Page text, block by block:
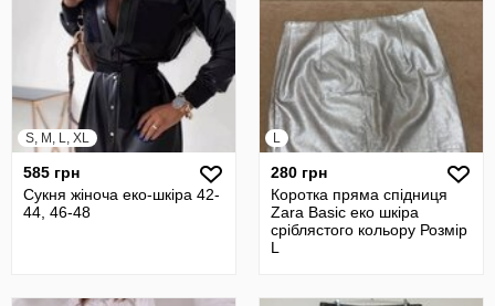
S, M, L, XL
585 грн
Сукня жіноча еко-шкіра 42-
44, 46-48
L
280 грн
Коротка пряма спідниця
Zara Basic еко шкіра
сріблястого кольору Розмір
L